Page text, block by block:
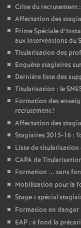
Crise du recrutement
Affectation des
Prime Spéciale
aux interventions du
Titularisation des
Enquête stagiaires
Dernière liste des
Titularisation : le
Formation des
recrutement!
Affectation des
Stagiaires 2015-16 :
Liste de titularisation
CAPAde
Formation ... sans
Mobilisation pour la
Stage «spécial
Formation en
EAP : à fond la